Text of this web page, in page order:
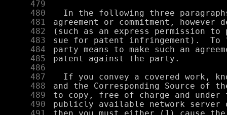
    479
    480
    481
    482
    483
    484
    485
    486
    487
    488
    489
    490